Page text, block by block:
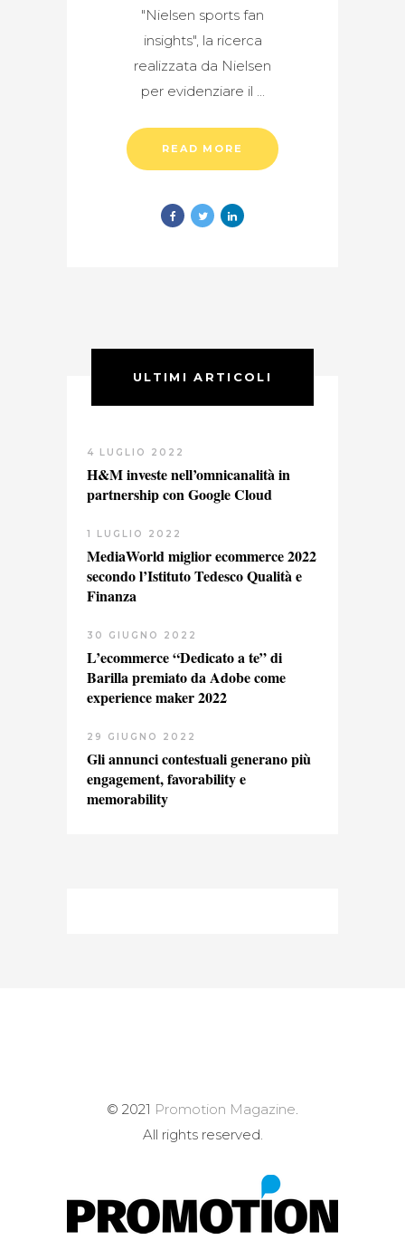
"Nielsen sports fan
insights", la ricerca
realizzata da Nielsen
per evidenziare il
READ MORE
ULTIMI ARTICOLI
4 LUGLIO 2022
H&M investe nell’omnicanalità in
partnership con Google Cloud
1 LUGLIO 2022
MediaWorld miglior ecommerce 2022
secondo l’Istituto Tedesco Qualità e
Finanza
30 GIUGNO 2022
L’ecommerce “Dedicato a te” di
Barilla premiato da Adobe come
experience maker 2022
29 GIUGNO 2022
Gli annunci contestuali generano più
engagement, favorability e
memorability
© 2021 Promotion Magazine.
All rights reserved.